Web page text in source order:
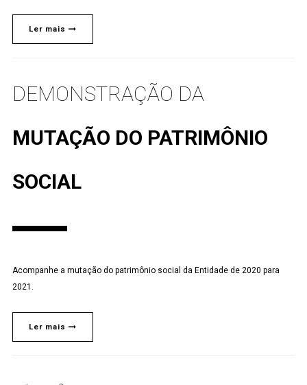
Ler mais
DEMONSTRAÇÃO DA
MUTAÇÃO DO PATRIMÔNIO
SOCIAL
Acompanhe a mutação do patrimônio social da Entidade de 2020 para
2021.
Ler mais